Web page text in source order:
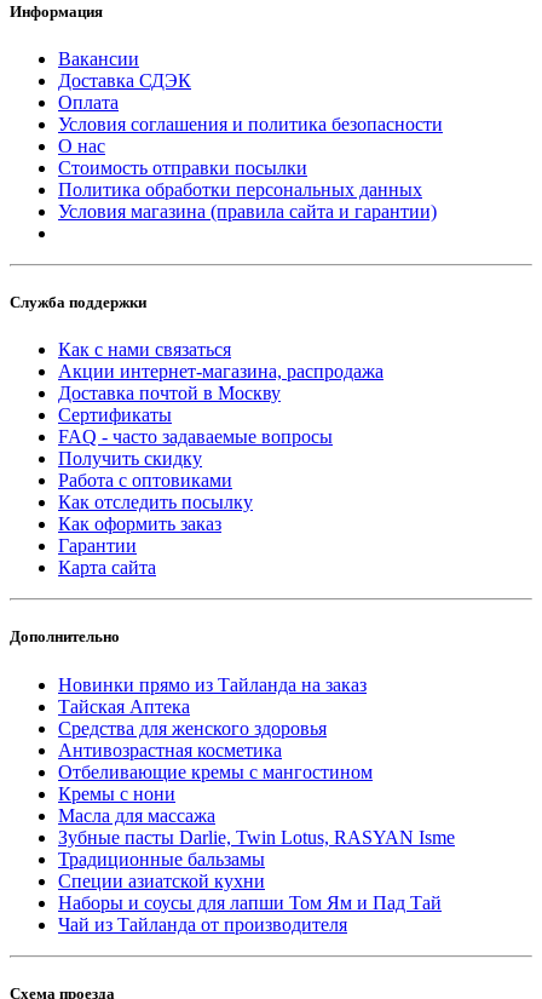
Информация
Вакансии
Доставка СДЭК
Оплата
Условия соглашения и политика безопасности
О нас
Стоимость отправки посылки
Политика обработки персональных данных
Условия магазина (правила сайта и гарантии)
Служба поддержки
Как с нами связаться
Акции интернет-магазина, распродажа
Доставка почтой в Москву
Сертификаты
FAQ - часто задаваемые вопросы
Получить скидку
Работа с оптовиками
Как отследить посылку
Как оформить заказ
Гарантии
Карта сайта
Дополнительно
Новинки прямо из Тайланда на заказ
Тайская Аптека
Средства для женского здоровья
Антивозрастная косметика
Отбеливающие кремы с мангостином
Кремы с нони
Масла для массажа
Зубные пасты Darlie, Twin Lotus, RASYAN Isme
Традиционные бальзамы
Специи азиатской кухни
Наборы и соусы для лапши Том Ям и Пад Тай
Чай из Тайланда от производителя
Схема проезда